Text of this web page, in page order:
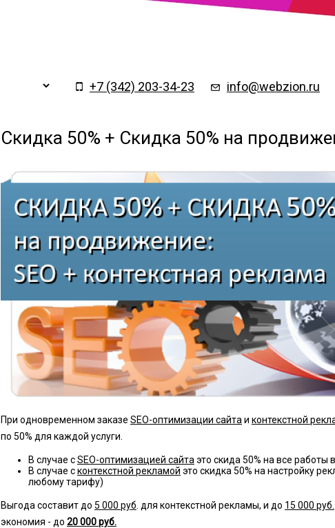
+7 (342) 203-34-23 info@webzion.ru
Скидка 50% + Скидка 50% на
При одновременном заказе SEO-оптимизации сайта и контекстной
по 50% для каждой услуги.
В случае сSEO-оптимизацией сайта это скида 50% на все
В случае сконтекстной рекламой это скидка 50% на настройку
любому тарифу)
Выгода составит до 5 000 руб . для контекстной рекламы, и до 15 000 руб.
экономия - до 20 000 руб.
Подтверждаю
ознакомление с
Политикой
конфиденциальности